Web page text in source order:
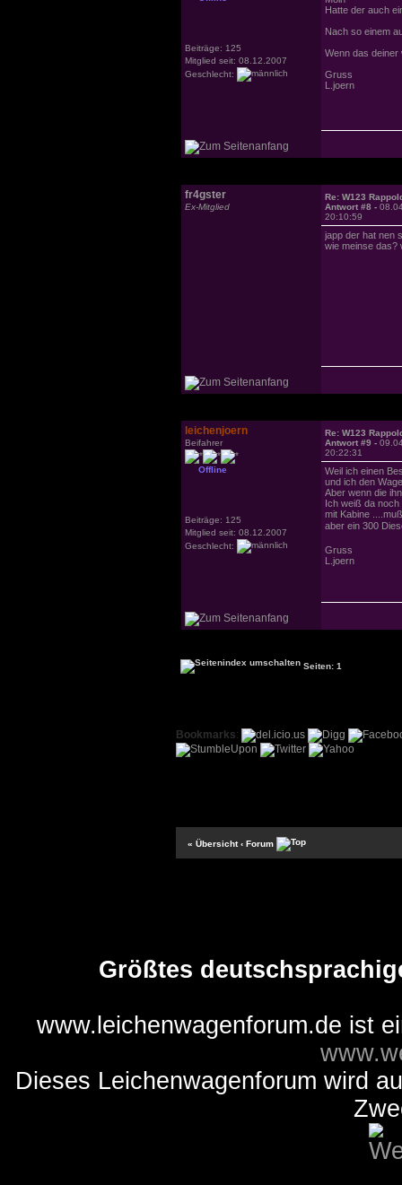
Beiträge: 125
Mitglied seit: 08.12.2007
Geschlecht:
Hatte der auch
Nach so einem
Wenn das deiner
Gruss
L.joern
fr4gster
Ex-Mitglied
Re: W123
Antwort #8 -
20:10:59
japp der hat nen
wie meinse das?
leichenjoern
Beifahrer
Offline
Beiträge: 125
Mitglied seit: 08.12.2007
Geschlecht:
Re: W123
Antwort #9 -
20:22:31
Weil ich einen
und ich den
Aber wenn die
Ich weiß da noch
mit Kabine
aber ein 300
Gruss
L.joern
Seiten: 1
Bookmarks:
« Übersicht ‹ Forum
Größtes
www.leichenwagenforum.de ist
Dieses Leichenwagenforum wird